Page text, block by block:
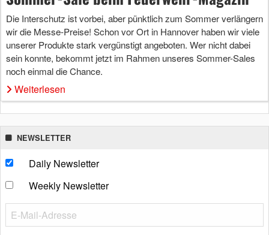
Die Interschutz ist vorbei, aber pünktlich zum Sommer verlängern
wir die Messe-Preise! Schon vor Ort in Hannover haben wir viele
unserer Produkte stark vergünstigt angeboten. Wer nicht dabei
sein konnte, bekommt jetzt im Rahmen unseres Sommer-Sales
noch einmal die Chance.
Weiterlesen
NEWSLETTER
Daily Newsletter
Weekly Newsletter